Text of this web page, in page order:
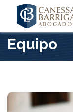
Equipo